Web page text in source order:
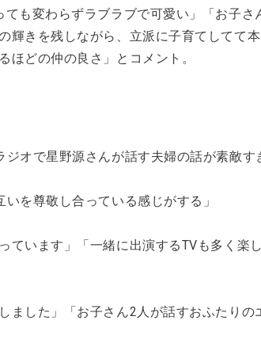
も変わらずラブラブで可愛い」「お子さ
輝きを残しながら、立派に子育てしてて
ほどの仲の良さ」とコメント。
オで星野源さんが話す夫婦の話が素敵す
を尊敬し合っている感じがする」
ています」「一緒に出演するTVも多く楽
ました」「お子さん2人が話すおふたりの